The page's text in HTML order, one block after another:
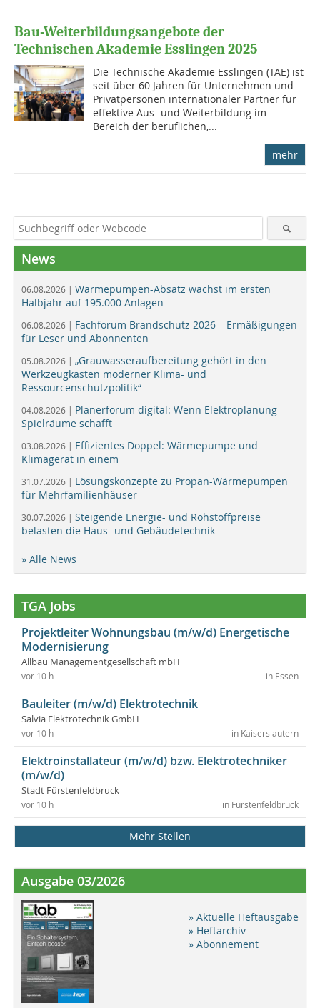
Bau-Weiterbildungsangebote der
Technischen Akademie Esslingen 2025
Die Technische Akademie Esslingen (TAE) ist
seit über 60 Jahren für Unternehmen und
Privatpersonen internationaler Partner für
effektive Aus- und Weiterbildung im
Bereich der beruflichen,...
mehr
News
06.08.2026 | Wärmepumpen-Absatz wächst im ersten
Halbjahr auf 195.000 Anlagen
06.08.2026 | Fachforum Brandschutz 2026 – Ermäßigungen
für Leser und Abonnenten
05.08.2026 | „Grauwasseraufbereitung gehört in den
Werkzeugkasten moderner Klima- und
Ressourcenschutzpolitik“
04.08.2026 | Planerforum digital: Wenn Elektroplanung
Spielräume schafft
03.08.2026 | Effizientes Doppel: Wärmepumpe und
Klimagerät in einem
31.07.2026 | Lösungskonzepte zu Propan-Wärmepumpen
für Mehrfamilienhäuser
30.07.2026 | Steigende Energie- und Rohstoffpreise
belasten die Haus- und Gebäudetechnik
» Alle News
TGA Jobs
Projektleiter Wohnungsbau (m/w/d) Energetische
Modernisierung
Allbau Managementgesellschaft mbH
in Essen
vor 10 h
Bauleiter (m/w/d) Elektrotechnik
Salvia Elektrotechnik GmbH
in Kaiserslautern
vor 10 h
Elektroinstallateur (m/w/d) bzw. Elektrotechniker
(m/w/d)
Stadt Fürstenfeldbruck
in Fürstenfeldbruck
vor 10 h
Mehr Stellen
Ausgabe 03/2026
» Aktuelle Heftausgabe
» Heftarchiv
» Abonnement